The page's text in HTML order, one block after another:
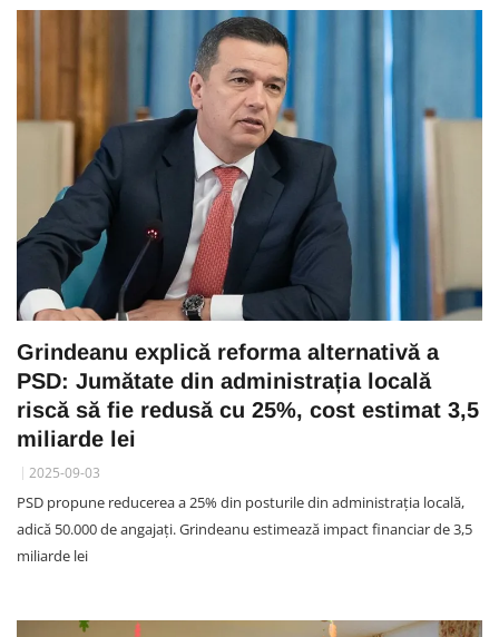
Grindeanu explică reforma alternativă a
PSD: Jumătate din administrația locală
riscă să fie redusă cu 25%, cost estimat 3,5
miliarde lei
2025-09-03
PSD propune reducerea a 25% din posturile din administrația locală,
adică 50.000 de angajați. Grindeanu estimează impact financiar de 3,5
miliarde lei